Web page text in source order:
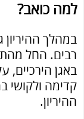
למה כואב?
במהלך ההיריון
רבים. החל
באגן הירכיים,
קדימה ולקושי
ההיריון.